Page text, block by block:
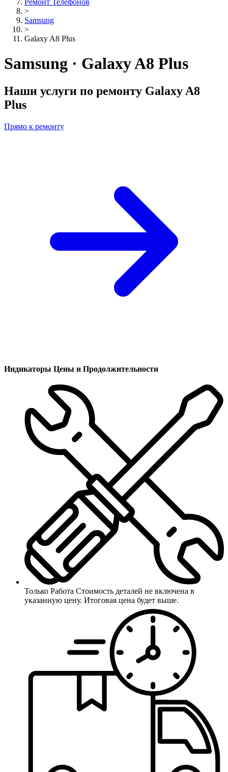
Ремонт Телефонов
>
Samsung
>
Galaxy A8 Plus
Samsung · Galaxy A8 Plus
Наши услуги по ремонту Galaxy A8
Plus
Прямо к ремонту
Индикаторы Цены и Продолжительности
Только Работа Стоимость деталей не включена в
указанную цену. Итоговая цена будет выше.